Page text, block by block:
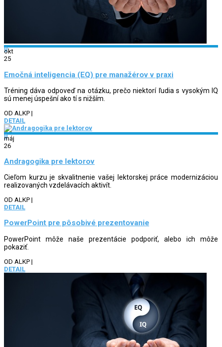
0
okt
25
Emočná inteligencia (EQ) pre manažérov v praxi
Tréning dáva odpoveď na otázku, prečo niektorí ľudia s vysokým IQ
sú menej úspešní ako tí s nižším.
OD ALKP |
DETAIL
0
máj
26
Andragogika pre lektorov
Cieľom kurzu je skvalitnenie vašej lektorskej práce modernizáciou
realizovaných vzdelávacích aktivít.
OD ALKP |
DETAIL
PowerPoint pre pôsobivé prezentovanie
PowerPoint môže naše prezentácie podporiť, alebo ich môže
pokaziť.
OD ALKP |
DETAIL